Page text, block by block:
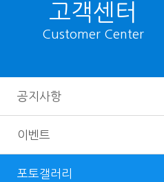
고객센터
Customer Center
공지사항
이벤트
포토갤러리